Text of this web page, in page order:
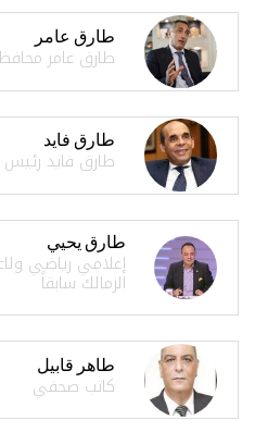
طارق عامر
طارق عامر
طارق فايد
طارق فايد
طارق يحيي
إعلامي رياضي
الزمالك سابقاً
طاهر قابيل
كاتب صحفي